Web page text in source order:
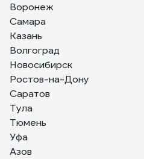
Александр Ю.
Есть регулировка оттенка и
диапазоне. В полной
освещает комнату 17кв.м.
Воронеж
Самара
Казань
Волгоград
Новосибирск
Ростов-на-Дону
Саратов
Тула
Тюмень
Уфа
Азов